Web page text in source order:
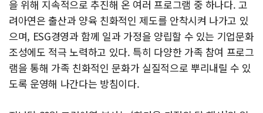
을 위해 지속적으로 추진해 온 여러 프로그램 중 하나다. 고
려아연은 출산과 양육 친화적인 제도를 안착시켜 나가고 있
으며, ESG경영과 함께 일과 가정을 양립할 수 있는 기업문화
조성에도 적극 노력하고 있다. 특히 다양한 가족 참여 프로그
램을 통해 가족 친화적인 문화가 실질적으로 뿌리내릴 수 있
도록 운영해 나간다는 방침이다.